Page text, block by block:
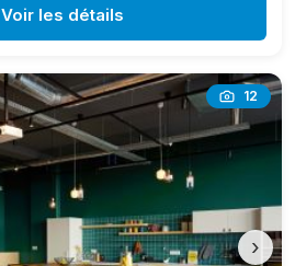
Voir les détails
12
›